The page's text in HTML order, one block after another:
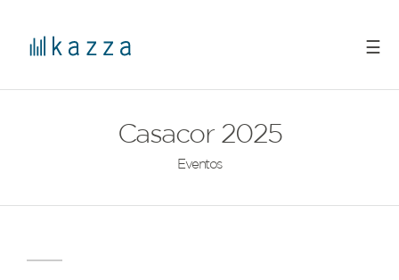
☰
Casacor 2025
Eventos